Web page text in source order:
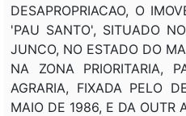
DESAPROPRIACAO, O
'PAU SANTO', SITUADO
JUNCO, NO ESTADO DO
NA ZONA PRIORITARIA,
AGRARIA, FIXADA PELO
MAIO DE 1986, E DA OUTR